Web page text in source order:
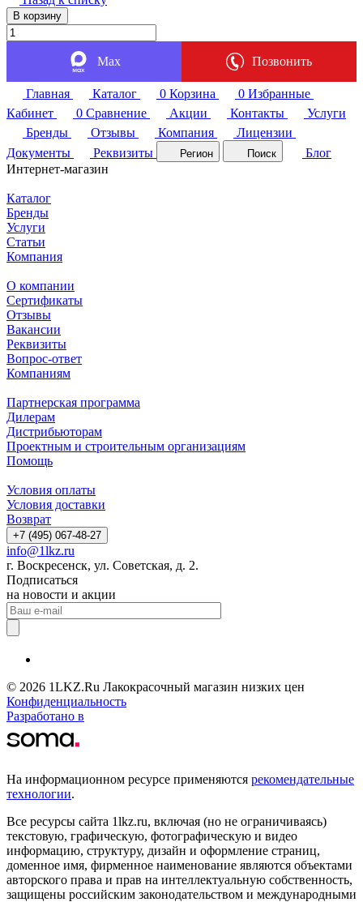
В корзину
Max Позвонить
Главная Каталог 0 Корзина 0 Избранные
Кабинет
0 Сравнение Акции Контакты
Услуги
Бренды
Отзывы Компания
Лицензии
Документы
Реквизиты Регион Поиск
Блог
Интернет-магазин
Каталог
Бренды
Услуги
Статьи
Компания
О компании
Сертификаты
Отзывы
Вакансии
Реквизиты
Вопрос-ответ
Компаниям
Партнерская программа
Дилерам
Дистрибьюторам
Проектным и строительным организациям
Помощь
Условия оплаты
Условия доставки
Возврат
+7 (495) 067-48-27
info@1lkz.ru
г. Воскресенск, ул. Советская, д. 2.
Подписаться
на новости и акции
© 2026 1LKZ.Ru Лакокрасочный магазин низких цен
Конфиденциальность
Разработано в
На информационном ресурсе применяются рекомендательные
технологии.
Все ресурсы сайта 1lkz.ru, включая (но не ограничиваясь)
текстовую, графическую, фотографическую и видео
информацию, структуру, дизайн и оформление страниц,
доменное имя, фирменное наименование являются объектами
авторского права и прав на интеллектуальную собственность,
защищены российским законодательством и международными